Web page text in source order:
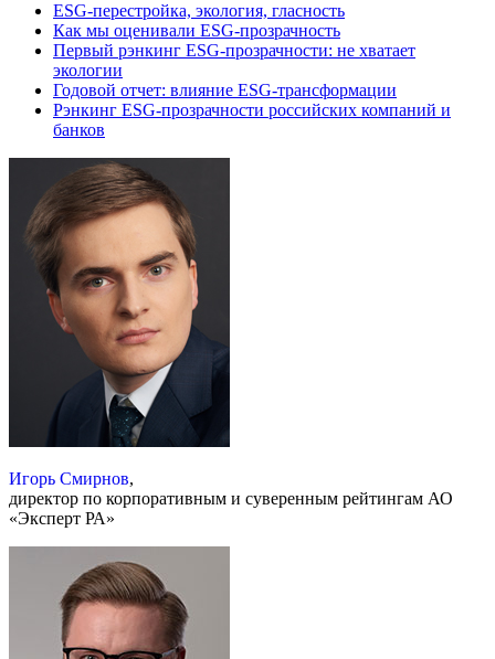
ESG-перестройка, экология, гласность
Как мы оценивали ESG-прозрачность
Первый рэнкинг ESG-прозрачности: не хватает
экологии
Годовой отчет: влияние ESG-трансформации
Рэнкинг ESG-прозрачности российских компаний и
банков
Игорь Смирнов,
директор по корпоративным и суверенным рейтингам АО
«Эксперт РА»